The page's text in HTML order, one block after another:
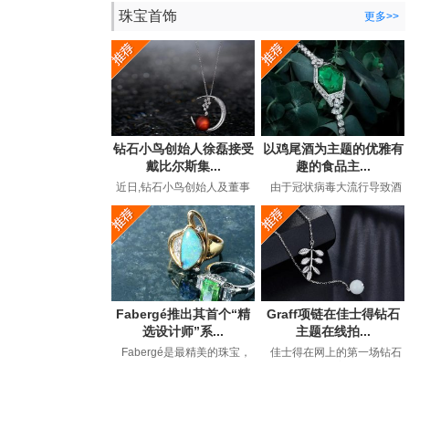
史中的专用工具表而...
（JamesBond）在长期的电
珠宝首饰 更多>>
钻石小鸟创始人徐磊接受
戴比尔斯集...
近日,钻石小鸟创始人及董事
专访,讲述了在后疫情时代下
如...
以鸡尾酒为主题的优雅有
趣的食品主...
由于冠状病毒大流行导致酒
有了全新的含义。过...
Fabergé推出其首个“精
选设计师”系...
Fabergé是最精美的珠宝，
Graff项链在佳士得钻石
主题在线拍...
佳士得在网上的第一场钻石